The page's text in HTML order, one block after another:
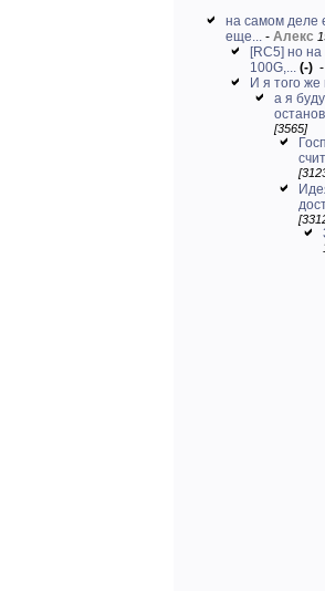
на самом деле
еще... - Алекс
[RC5] но
100G,... (-) -
И я того
а я
[3565]